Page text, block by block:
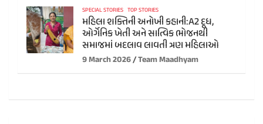
SPECIAL STORIES TOP STORIES
મહિલા શક્તિની અનોખી કહાની:A2 દૂધ,
ઓર્ગેનિક ખેતી અને સાત્વિક ભોજનથી
સમાજમાં બદલાવ લાવતી ત્રણ મહિલાઓ
9 March 2026 Team Maadhyam